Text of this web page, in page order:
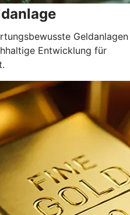
Geldanlagen
Entwicklung für